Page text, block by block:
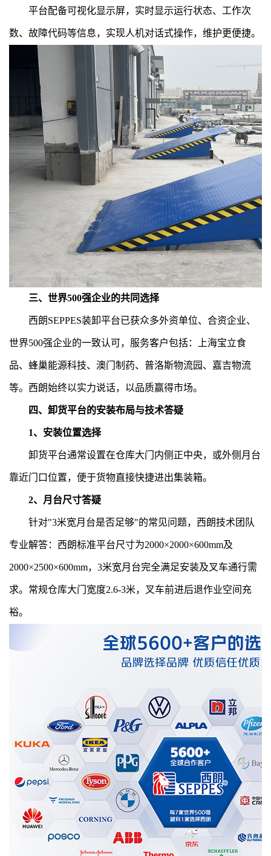
平台配备可视化显示屏，实时显示运行状态、工作次
数、故障代码等信息，实现人机对话式操作，维护更便捷。
三、世界500强企业的共同选择
西朗SEPPES装卸平台已获众多外资单位、合资企业、
世界500强企业的一致认可，服务客户包括：上海宝立食
品、蜂巢能源科技、澳门制药、普洛斯物流园、嘉吉物流
等。西朗始终以实力说话，以品质赢得市场。
四、卸货平台的安装布局与技术答疑
1、安装位置选择
卸货平台通常设置在仓库大门内侧正中央，或外侧月台
靠近门口位置，便于货物直接快捷进出集装箱。
2、月台尺寸答疑
针对"3米宽月台是否足够"的常见问题，西朗技术团队
专业解答：西朗标准平台尺寸为2000×2000×600mm及
2000×2500×600mm，3米宽月台完全满足安装及叉车通行需
求。常规仓库大门宽度2.6-3米，叉车前进后退作业空间充
裕。